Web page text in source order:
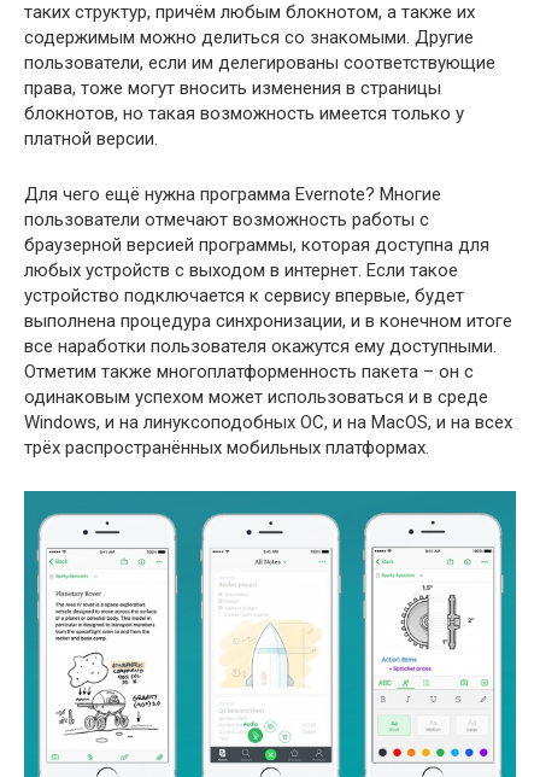
таких структур, причём любым блокнотом, а также их
содержимым можно делиться со знакомыми. Другие
пользователи, если им делегированы соответствующие
права, тоже могут вносить изменения в страницы
блокнотов, но такая возможность имеется только у
платной версии.
Для чего ещё нужна программа Evernote? Многие
пользователи отмечают возможность работы с
браузерной версией программы, которая доступна для
любых устройств с выходом в интернет. Если такое
устройство подключается к сервису впервые, будет
выполнена процедура синхронизации, и в конечном итоге
все наработки пользователя окажутся ему доступными.
Отметим также многоплатформенность пакета – он с
одинаковым успехом может использоваться и в среде
Windows, и на линуксоподобных ОС, и на MacOS, и на всех
трёх распространённых мобильных платформах.